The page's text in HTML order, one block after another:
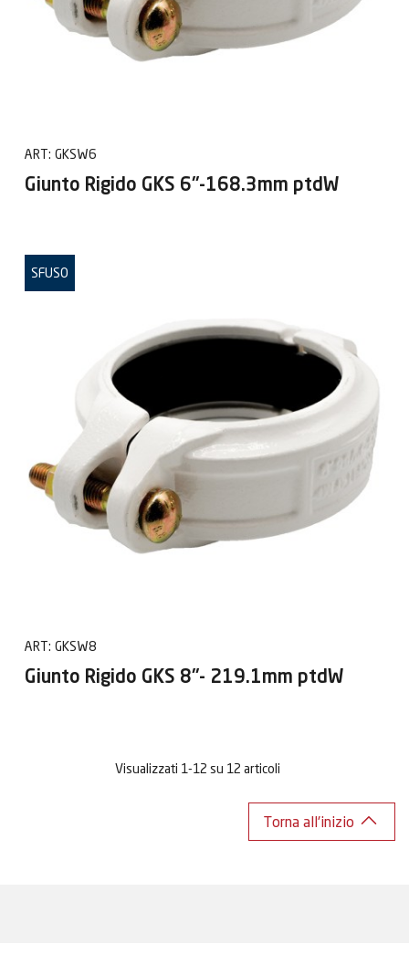
ART: GKSW6
Giunto Rigido GKS 6"-168.3mm ptdW
ART: GKSW8
Giunto Rigido GKS 8"- 219.1mm ptdW
SFUSO
Visualizzati 1-12 su 12 articoli
Torna all'inizio